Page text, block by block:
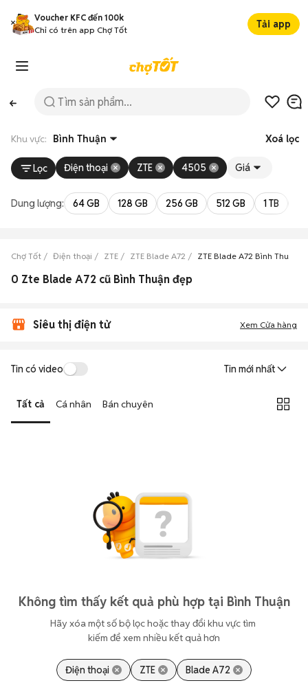
Voucher KFC đến 100k
Chỉ có trên app Chợ Tốt
Tải app
Khu vực: Bình Thuận Xoá lọc
Lọc Điện thoại ZTE 4505 Giá
Dung lượng: 64 GB 128 GB 256 GB 512 GB 1 TB
Chợ Tốt Điện thoại ZTE ZTE Blade A72 ZTE Blade A72 Bình Thuận
0 Zte Blade A72 cũ Bình Thuận đẹp
Siêu thị điện tử Xem Cửa hàng
Tin có video Tin mới nhất
Tất cả Cá nhân Bán chuyên
Không tìm thấy kết quả phù hợp tại Bình Thuận
Hãy xóa một số bộ lọc hoặc thay đổi khu vực tìm
kiếm để xem nhiều kết quả hơn
Điện thoại ZTE Blade A72